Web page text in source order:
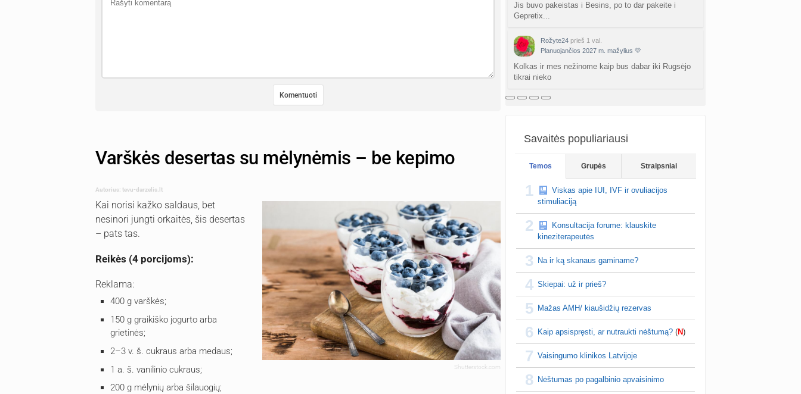
Jis buvo pakeistas i Besins, po to dar pakeite i
Gepretix...
Rožyte24 prieš 1 val.
Planuojančios 2027 m. mažylius 💛
Kolkas ir mes nežinome kaip bus dabar iki Rugsėjo
tikrai nieko
Savaitės populiariausi
Temos Grupės Straipsniai
1
Viskas apie IUI, IVF ir ovuliacijos
stimuliaciją
2
Konsultacija forume: klauskite
kineziterapeutės
3 Na ir ką skanaus gaminame?
4 Skiepai: už ir prieš?
5 Mažas AMH/ kiaušidžių rezervas
6 Kaip apsispręsti, ar nutraukti nėštumą? (N)
7 Vaisingumo klinikos Latvijoje
8 Nėštumas po pagalbinio apvaisinimo
Varškės desertas su mėlynėmis – be kepimo
Autorius: tevu-darzelis.lt
Shutterstock.com
Kai norisi kažko saldaus, bet
nesinori jungti orkaitės, šis desertas
– pats tas.
Reikės (4 porcijoms):
Reklama:
400 g varškės;
150 g graikiško jogurto arba
grietinės;
2–3 v. š. cukraus arba medaus;
1 a. š. vanilinio cukraus;
200 g mėlynių arba šilauogių;